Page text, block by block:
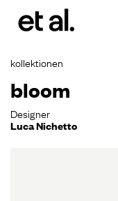
kollektionen
bloom
Designer
Luca Nichetto